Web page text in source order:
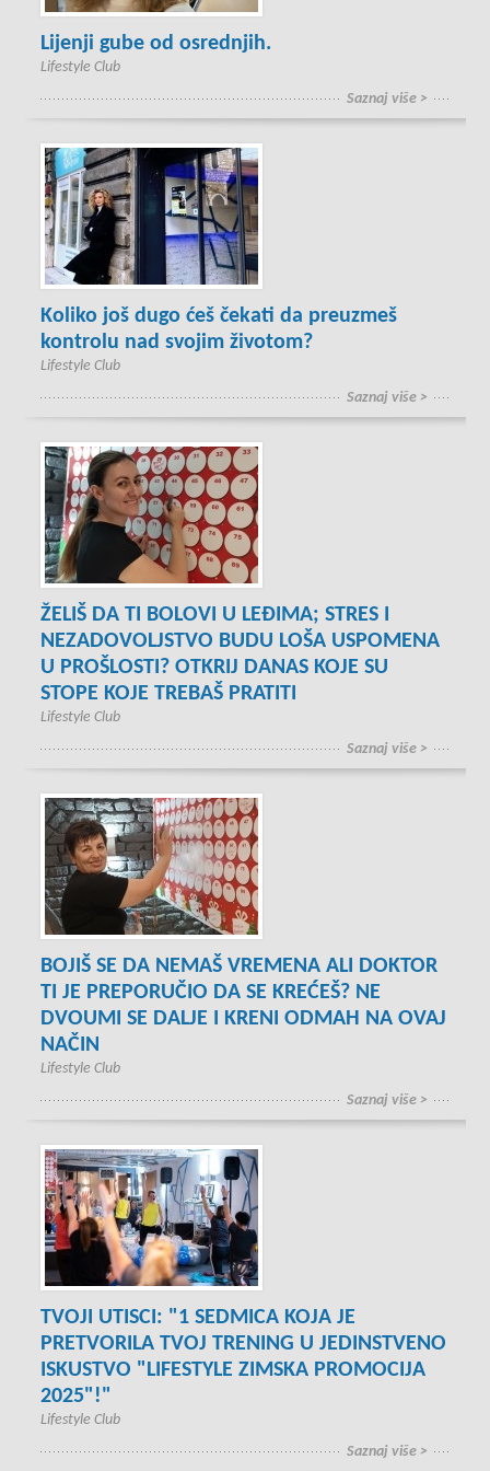
Lijenji gube od osrednjih.
Lifestyle Club
Saznaj više >
Koliko još dugo ćeš čekati da preuzmeš
kontrolu nad svojim životom?
Lifestyle Club
Saznaj više >
ŽELIŠ DA TI BOLOVI U LEĐIMA; STRES I
NEZADOVOLJSTVO BUDU LOŠA USPOMENA
U PROŠLOSTI? OTKRIJ DANAS KOJE SU
STOPE KOJE TREBAŠ PRATITI
Lifestyle Club
Saznaj više >
BOJIŠ SE DA NEMAŠ VREMENA ALI DOKTOR
TI JE PREPORUČIO DA SE KREĆEŠ? NE
DVOUMI SE DALJE I KRENI ODMAH NA OVAJ
NAČIN
Lifestyle Club
Saznaj više >
TVOJI UTISCI: "1 SEDMICA KOJA JE
PRETVORILA TVOJ TRENING U JEDINSTVENO
ISKUSTVO "LIFESTYLE ZIMSKA PROMOCIJA
2025"!"
Lifestyle Club
Saznaj više >